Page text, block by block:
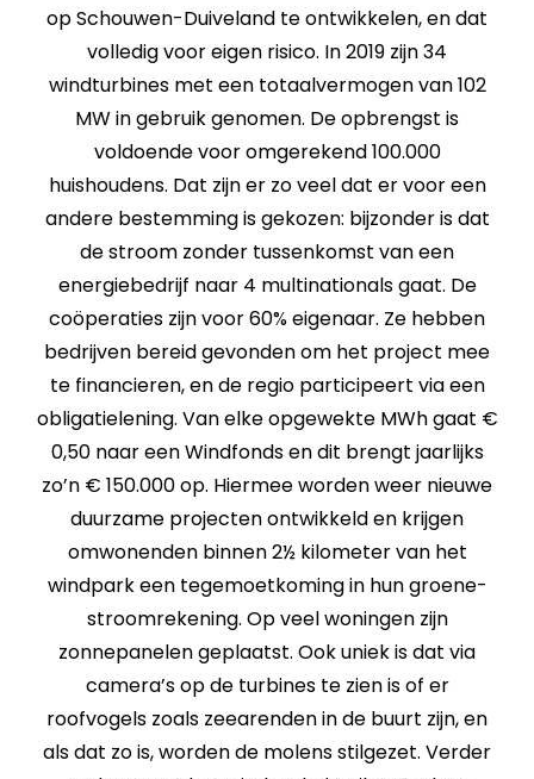
op Schouwen-Duiveland te ontwikkelen, en dat
volledig voor eigen risico. In 2019 zijn 34
windturbines met een totaalvermogen van 102
MW in gebruik genomen. De opbrengst is
voldoende voor omgerekend 100.000
huishoudens. Dat zijn er zo veel dat er voor een
andere bestemming is gekozen: bijzonder is dat
de stroom zonder tussenkomst van een
energiebedrijf naar 4 multinationals gaat. De
coöperaties zijn voor 60% eigenaar. Ze hebben
bedrijven bereid gevonden om het project mee
te financieren, en de regio participeert via een
obligatielening. Van elke opgewekte MWh gaat €
0,50 naar een Windfonds en dit brengt jaarlijks
zo’n € 150.000 op. Hiermee worden weer nieuwe
duurzame projecten ontwikkeld en krijgen
omwonenden binnen 2½ kilometer van het
windpark een tegemoetkoming in hun groene-
stroomrekening. Op veel woningen zijn
zonnepanelen geplaatst. Ook uniek is dat via
camera’s op de turbines te zien is of er
roofvogels zoals zeearenden in de buurt zijn, en
als dat zo is, worden de molens stilgezet. Verder